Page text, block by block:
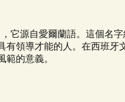
它源自愛爾蘭語。這個名
有領導才能的人。在西班
的意義。